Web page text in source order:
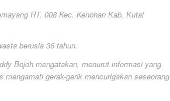
RT. 008 Kec. Kenohan Kab. Kutai
berusia 36 tahun.
Bojoh mengatakan, menurut informasi yang
gerak-gerik mencurigakan seseorang